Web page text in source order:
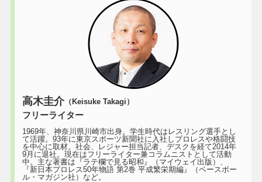
高木圭介（Keisuke Takagi）
フリーライター
1969年、神奈川県川崎市出身。学生時代はレスリング選手とし
て活躍。93年に東京スポーツ新聞社に入社しプロレスや格闘技
を中心に取材。社会、レジャー担当記者、デスクを経て2014年
9月に退社。現在はフリーライター兼コラムニストとして活動
中。主な著書は『ラテ欄で見る昭和』（マイウェイ出版）、
『新日本プロレス50年物語 第2巻 平成繁栄期編』（ベースボー
ル・マガジン社）など。